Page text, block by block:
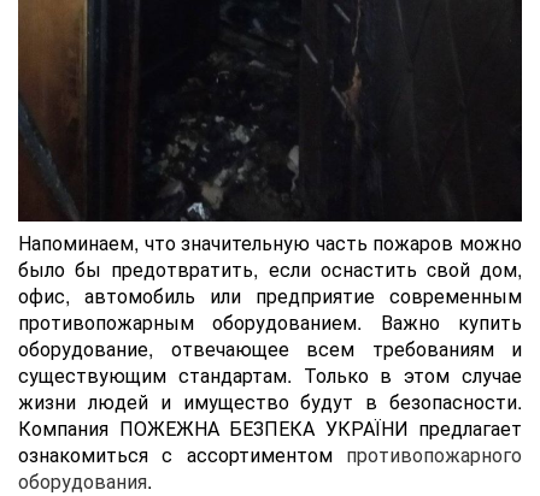
Напоминаем, что значительную часть пожаров можно
было бы предотвратить, если оснастить cвой дом,
офис, автомобиль или предприятие современным
противопожарным оборудованием. Важно купить
оборудование, отвечающее всем требованиям и
существующим стандартам. Только в этом случае
жизни людей и имущество будут в безопасности.
Компания ПОЖЕЖНА БЕЗПЕКА УКРАЇНИ предлагает
ознакомиться с ассортиментом противопожарного
оборудования.